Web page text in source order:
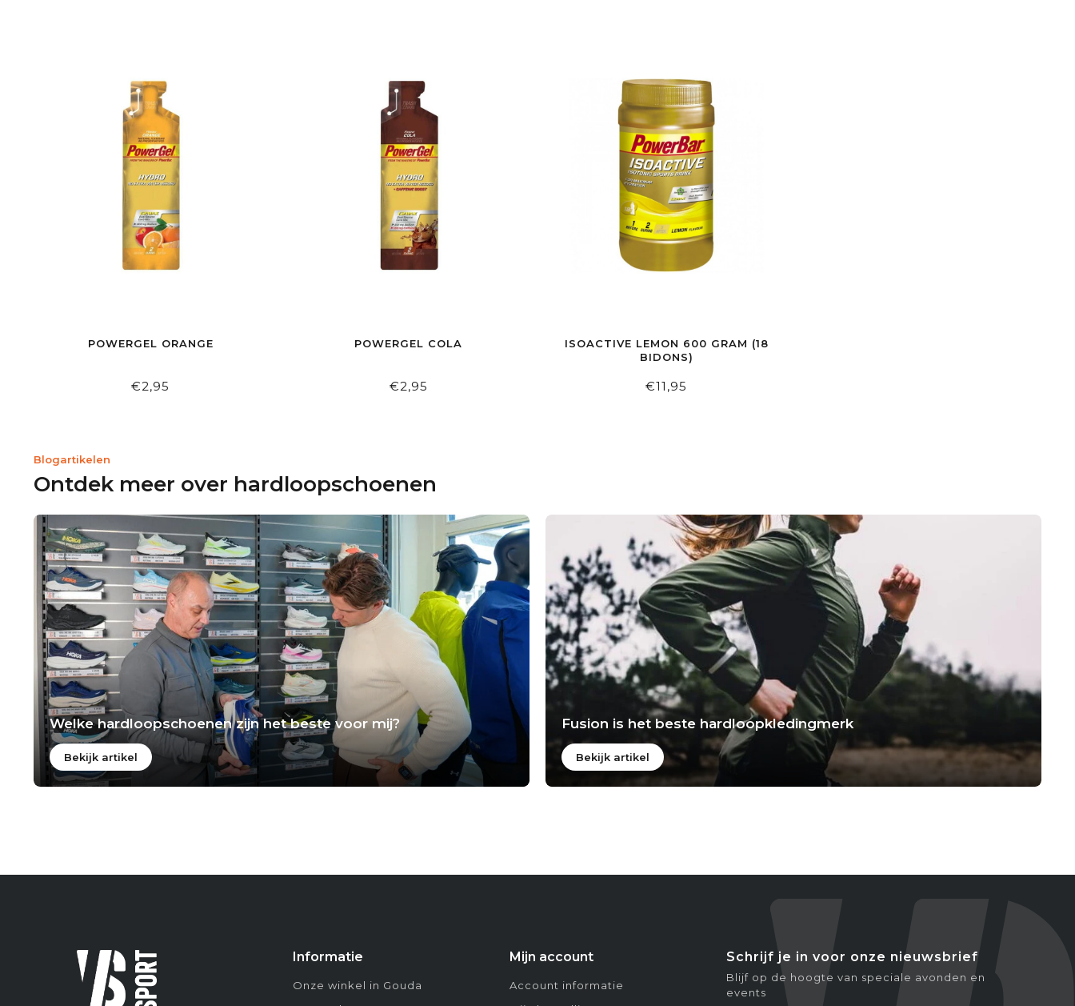
POWERGEL ORANGE
€2,95
POWERGEL COLA
€2,95
ISOACTIVE LEMON 600 GRAM (18
BIDONS)
€11,95
Blogartikelen
Ontdek meer over hardloopschoenen
Welke hardloopschoenen zijn het beste voor mij?
Bekijk artikel
Fusion is het beste hardloopkledingmerk
Bekijk artikel
Informatie
Onze winkel in Gouda
Mijn account
Account informatie
Schrijf je in voor onze nieuwsbrief
Blijf op de hoogte van speciale avonden en
events